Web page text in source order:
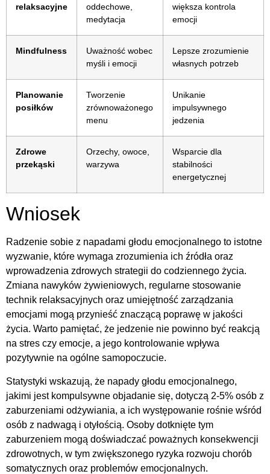
relaksacyjne
oddechowe,
medytacja
większa kontrola
emocji
Mindfulness
Uważność wobec
myśli i emocji
Lepsze zrozumienie
własnych potrzeb
Planowanie
posiłków
Tworzenie
zrównoważonego
menu
Unikanie
impulsywnego
jedzenia
Zdrowe
przekąski
Orzechy, owoce,
warzywa
Wsparcie dla
stabilności
energetycznej
Wniosek
Radzenie sobie z napadami głodu emocjonalnego to istotne
wyzwanie, które wymaga zrozumienia ich źródła oraz
wprowadzenia zdrowych strategii do codziennego życia.
Zmiana nawyków żywieniowych, regularne stosowanie
technik relaksacyjnych oraz umiejętność zarządzania
emocjami mogą przynieść znaczącą poprawę w jakości
życia. Warto pamiętać, że jedzenie nie powinno być reakcją
na stres czy emocje, a jego kontrolowanie wpływa
pozytywnie na ogólne samopoczucie.
Statystyki wskazują, że napady głodu emocjonalnego,
jakimi jest kompulsywne objadanie się, dotyczą 2-5% osób z
zaburzeniami odżywiania, a ich występowanie rośnie wśród
osób z nadwagą i otyłością. Osoby dotknięte tym
zaburzeniem mogą doświadczać poważnych konsekwencji
zdrowotnych, w tym zwiększonego ryzyka rozwoju chorób
somatycznych oraz problemów emocjonalnych.